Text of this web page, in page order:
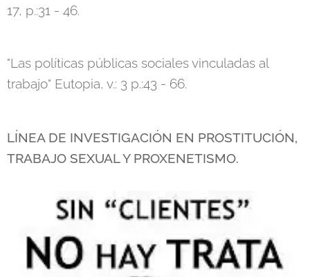
17, p.:31 - 46.
"Las políticas públicas sociales vinculadas al
trabajo" Eutopia, v.: 3 p.:43 - 66.
LÍNEA DE INVESTIGACIÓN EN PROSTITUCIÓN,
TRABAJO SEXUAL Y PROXENETISMO.